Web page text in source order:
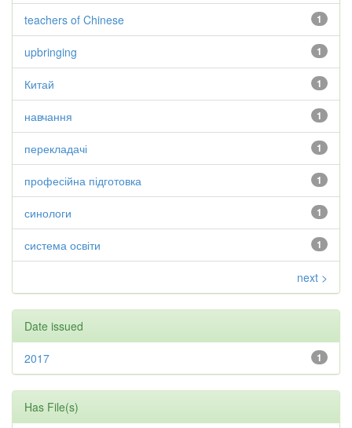
1
teachers of Chinese
1
upbringing
1
Китай
1
навчання
1
перекладачі
1
професійна підготовка
1
синологи
1
система освіти
next >
Date issued
1
2017
Has File(s)